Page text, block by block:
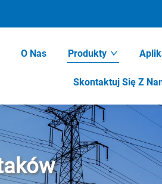
O Nas Produkty
Skontaktuj Się Z